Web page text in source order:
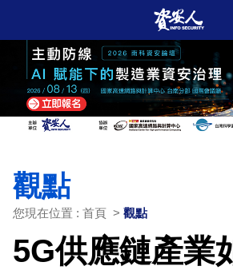
觀點
您現在位置 : 首頁 > 觀點
5G供應鏈產業